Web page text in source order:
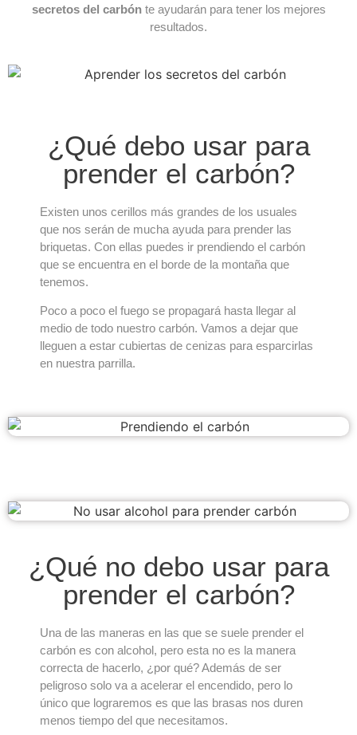
secretos del carbónte ayudarán para tener los mejores
resultados.
¿Qué debo usar para
prender el carbón?
Existen unos cerillos más grandes de los usuales
que nos serán de mucha ayuda para prender las
briquetas. Con ellas puedes ir prendiendo el carbón
que se encuentra en el borde de la montaña que
tenemos.
Poco a poco el fuego se propagará hasta llegar al
medio de todo nuestro carbón. Vamos a dejar que
lleguen a estar cubiertas de cenizas para esparcirlas
en nuestra parrilla.
¿Qué no debo usar para
prender el carbón?
Una de las maneras en las que se suele prender el
carbón es con alcohol, pero esta no es la manera
correcta de hacerlo, ¿por qué? Además de ser
peligroso solo va a acelerar el encendido, pero lo
único que lograremos es que las brasas nos duren
menos tiempo del que necesitamos.